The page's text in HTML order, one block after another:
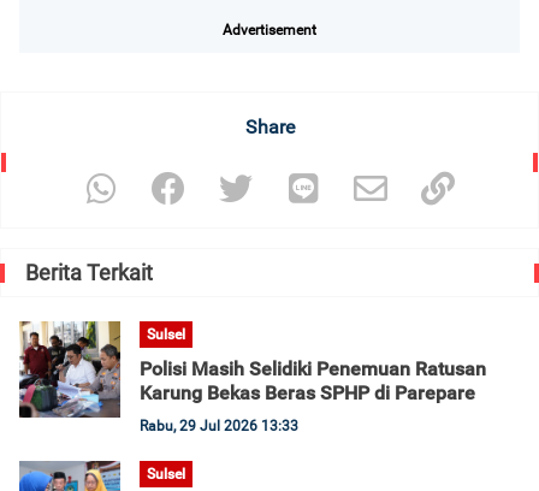
Advertisement
Share
Berita Terkait
Sulsel
Polisi Masih Selidiki Penemuan Ratusan
Karung Bekas Beras SPHP di Parepare
Rabu, 29 Jul 2026 13:33
Sulsel